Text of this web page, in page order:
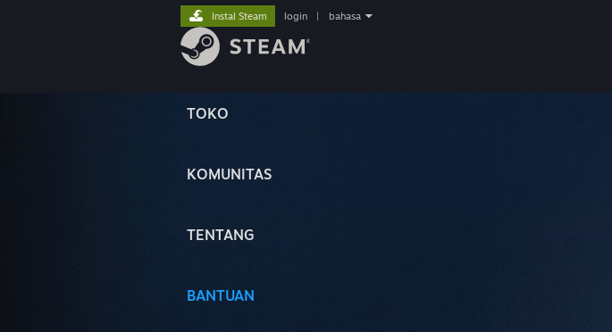
TOKO
KOMUNITAS
TENTANG
BANTUAN
Instal Steam login bahasa